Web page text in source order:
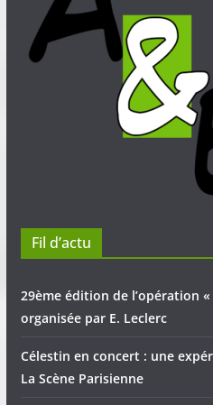
Fil d’actu
29ème édition de l’opération
organisée par E. Leclerc
Célestin en concert : une
La Scène Parisienne